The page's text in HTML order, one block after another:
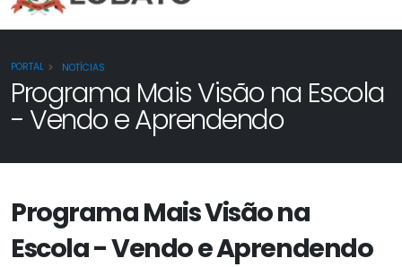
PORTAL NOTÍCIAS
Programa Mais Visão na Escola
- Vendo e Aprendendo
Programa Mais Visão na
Escola - Vendo e Aprendendo